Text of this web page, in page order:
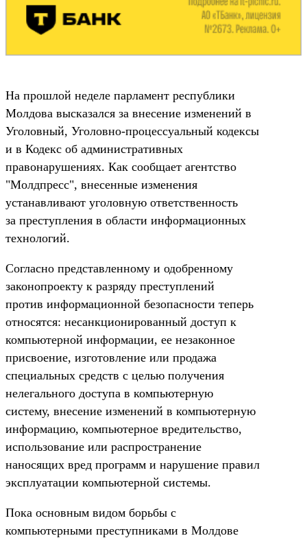
На прошлой неделе парламент республики
Молдова высказался за внесение изменений в
Уголовный, Уголовно-процессуальный кодексы
и в Кодекс об административных
правонарушениях. Как сообщает агентство
"Молдпресс", внесенные изменения
устанавливают уголовную ответственность
за преступления в области информационных
технологий.
Согласно представленному и одобренному
законопроекту к разряду преступлений
против информационной безопасности теперь
относятся: несанкционированный доступ к
компьютерной информации, ее незаконное
присвоение, изготовление или продажа
специальных средств с целью получения
нелегального доступа в компьютерную
систему, внесение изменений в компьютерную
информацию, компьютерное вредительство,
использование или распространение
наносящих вред программ и нарушение правил
эксплуатации компьютерной системы.
Пока основным видом борьбы с
компьютерными преступниками в Молдове